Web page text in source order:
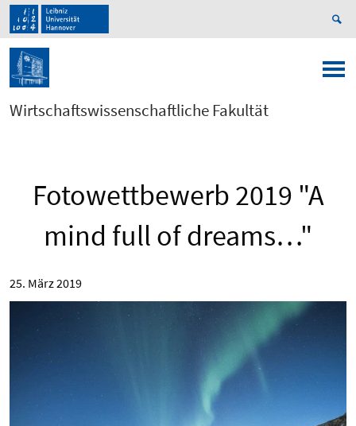
Wirtschaftswissenschaftliche Fakultät
Fotowettbewerb 2019 "A
mind full of dreams…"
25. März 2019